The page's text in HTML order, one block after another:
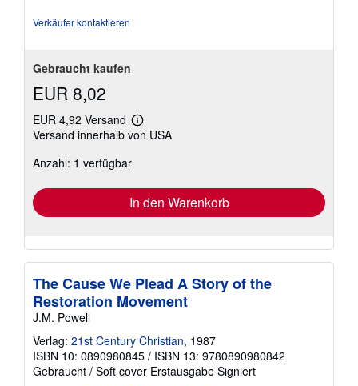
Verkäufer kontaktieren
Gebraucht kaufen
EUR 8,02
EUR 4,92 Versand
Weitere
Informationen
Versand innerhalb von USA
Anzahl: 1 verfügbar
In den Warenkorb
The Cause We Plead A Story of the
Restoration Movement
J.M. Powell
Verlag: 21st Century Christian, 1987
ISBN 10: 0890980845 / ISBN 13: 9780890980842
Gebraucht / Soft cover Erstausgabe Signiert